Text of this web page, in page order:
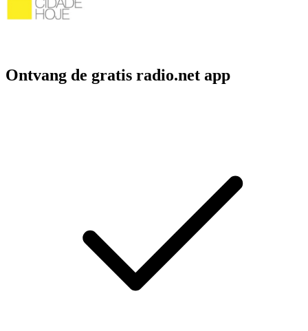
Ontvang de gratis radio.net app